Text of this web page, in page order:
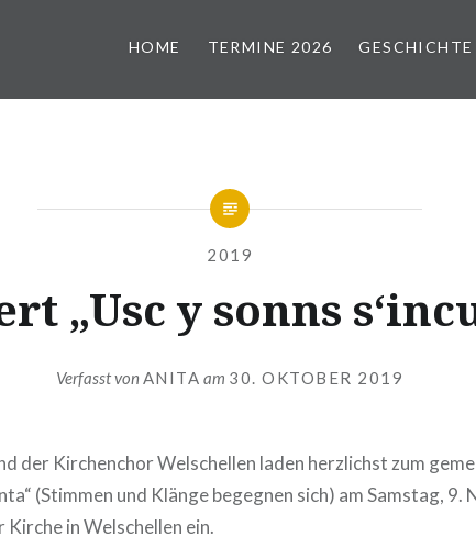
HOME TERMINE 2026 GESCHICHTE
2019
„Usc y sonns
Verfasst von ANITA am 30. OKTOBER 2019
der Kirchenchor Welschellen laden herzlichst zum
(Stimmen und Klänge begegnen sich) am Samstag,
Kirche in Welschellen ein.